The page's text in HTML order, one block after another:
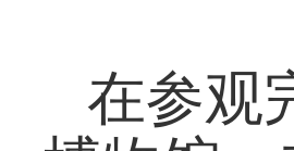
在参观